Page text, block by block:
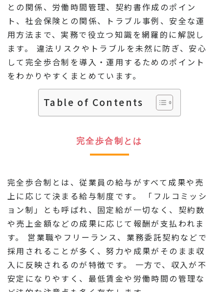
との関係、労働時間管理、契約書作成のポイン
ト、社会保険との関係、トラブル事例、安全な運
用方法まで、実務で役立つ知識を網羅的に解説し
ます。 違法リスクやトラブルを未然に防ぎ、安心
して完全歩合制を導入・運用するためのポイント
をわかりやすくまとめています。
Table of Contents
完全歩合制とは
完全歩合制とは、従業員の給与がすべて成果や売
上に応じて決まる給与制度です。 「フルコミッシ
ョン制」とも呼ばれ、固定給が一切なく、契約数
や売上金額などの成果に応じて報酬が支払われま
す。 営業職やフリーランス、業務委託契約などで
採用されることが多く、努力や成果がそのまま収
入に反映されるのが特徴です。 一方で、収入が不
安定になりやすく、最低賃金や労働時間の管理な